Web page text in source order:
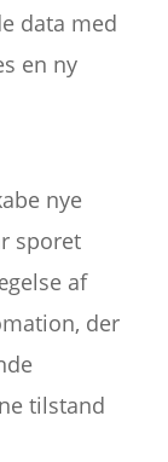
data med
en ny
nye
sporet
af
der
tilstand